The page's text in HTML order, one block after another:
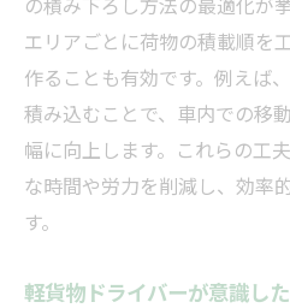
エリアごとに荷物の積載順を
作ることも有効です。例えば
積み込むことで、車内での移
幅に向上します。これらの工
な時間や労力を削減し、効率
す。
軽貨物ドライバーが意識し